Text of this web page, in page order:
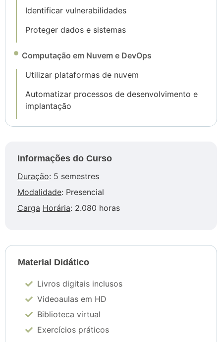
Identificar vulnerabilidades
Proteger dados e sistemas
Computação em Nuvem e DevOps
Utilizar plataformas de nuvem
Automatizar processos de desenvolvimento e
implantação
Informações do Curso
Duração: 5 semestres
Modalidade: Presencial
Carga Horária: 2.080 horas
Material Didático
Livros digitais inclusos
Videoaulas em HD
Biblioteca virtual
Exercícios práticos